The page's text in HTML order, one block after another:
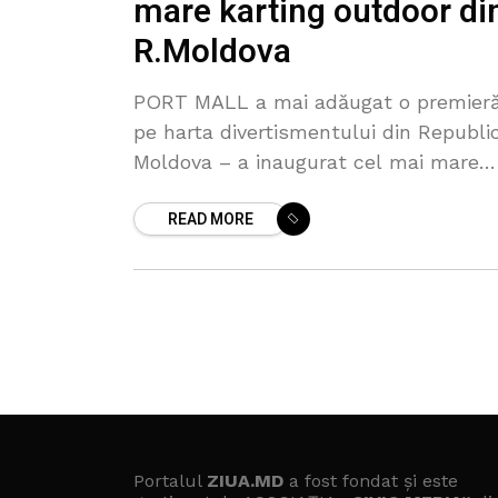
mare karting outdoor
R.Moldova
PORT MALL a mai adăugat o
pe harta divertismentului din
Moldova – a inaugurat cel mai mare
transformă Brambura Park în cea mai
READ MORE
Portalul ZIUA.MD a fost fondat și este